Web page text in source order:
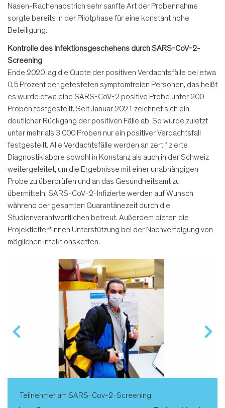
Nasen-Rachenabstrich sehr sanfte Art der Probennahme
sorgte bereits in der Pilotphase für eine konstant hohe
Beteiligung.
Kontrolle des Infektionsgeschehens durch SARS-CoV-2-
Screening
Ende 2020 lag die Quote der positiven Verdachtsfälle bei etwa
0,5 Prozent der getesteten symptomfreien Personen, das heißt
es wurde etwa eine SARS-CoV-2 positive Probe unter 200
Proben festgestellt. Seit Januar 2021 zeichnet sich ein
deutlicher Rückgang der positiven Fälle ab. So wurde zuletzt
unter mehr als 3.000 Proben nur ein positiver Verdachtsfall
festgestellt. Alle Verdachtsfälle werden an zertifizierte
Diagnostiklabore sowohl in Konstanz als auch in der Schweiz
weitergeleitet, um die Ergebnisse mit einer unabhängigen
Probe zu überprüfen und an das Gesundheitsamt zu
übermitteln. SARS-CoV-2-Infizierte werden auf Wunsch
während der gesamten Quarantänezeit durch die
Studienverantwortlichen betreut. Außerdem bieten die
Projektleiter*innen Unterstützung bei der Nachverfolgung von
möglichen Infektionsketten.
Teilnehmer am SARS-Cov-2-Screening.